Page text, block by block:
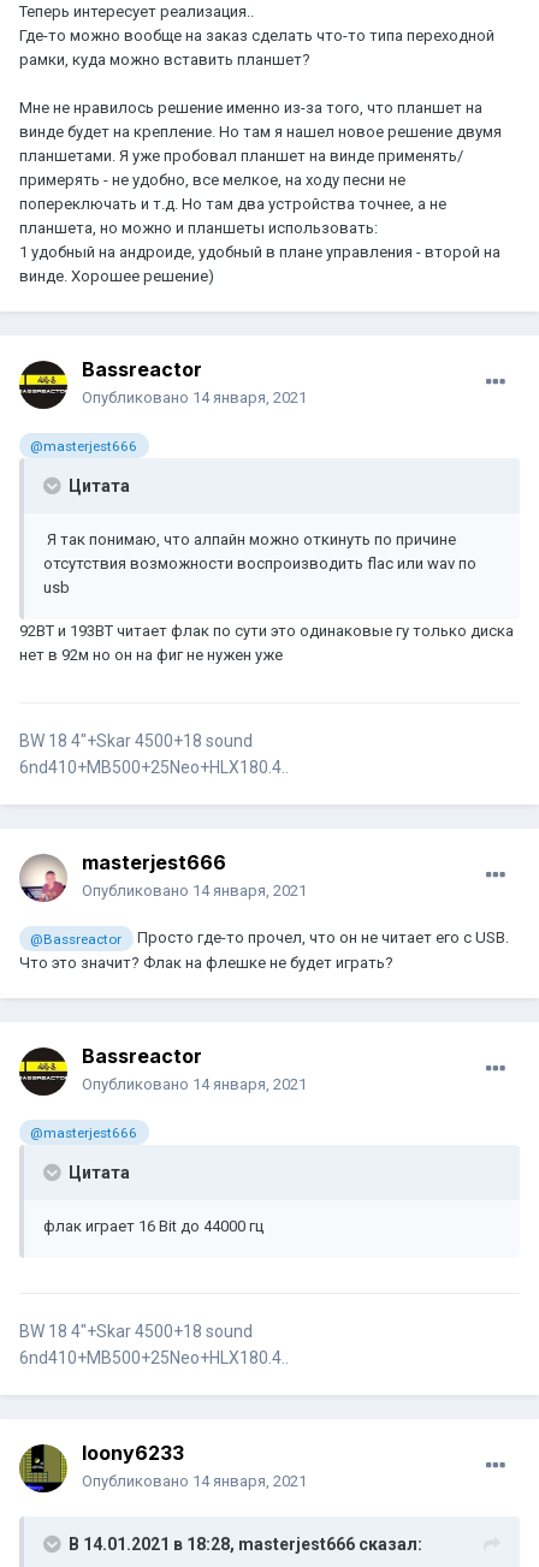
Теперь интересует реализация..
Где-то можно вообще на заказ сделать что-то типа переходной
рамки, куда можно вставить планшет?
Мне не нравилось решение именно из-за того, что планшет на
винде будет на крепление. Но там я нашел новое решение двумя
планшетами. Я уже пробовал планшет на винде применять/
примерять - не удобно, все мелкое, на ходу песни не
попереключать и т.д. Но там два устройства точнее, а не
планшета, но можно и планшеты использовать:
1 удобный на андроиде, удобный в плане управления - второй на
винде. Хорошее решение)
Bassreactor
Опубликовано 14 января, 2021
@masterjest666
Цитата
Я так понимаю, что алпайн можно откинуть по причине
отсутствия возможности воспроизводить flac или wav по
usb
92BT и 193BT читает флак по сути это одинаковые гу только диска
нет в 92м но он на фиг не нужен уже
BW 18 4"+Skar 4500+18 sound
6nd410+MB500+25Neo+HLX180.4..
masterjest666
Опубликовано 14 января, 2021
@Bassreactor
Просто где-то прочел, что он не читает его с USB.
Что это значит? Флак на флешке не будет играть?
Bassreactor
Опубликовано 14 января, 2021
@masterjest666
Цитата
флак играет 16 Bit до 44000 гц
BW 18 4"+Skar 4500+18 sound
6nd410+MB500+25Neo+HLX180.4..
loony6233
Опубликовано 14 января, 2021
В 14.01.2021 в 18:28, masterjest666 сказал: